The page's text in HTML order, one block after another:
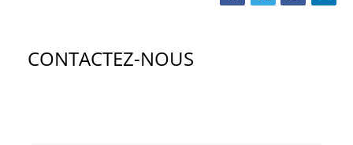
CONTACTEZ-NOUS